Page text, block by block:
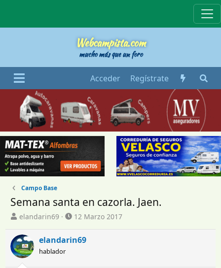
Webcampista.com
mucho más que un foro
Acceder Regístrate
Campo Base
Semana santa en cazorla. Jaen.
I
i
c
i
a
elandarin69
F
h
12 Marzo 2017
elandarin69
hablador